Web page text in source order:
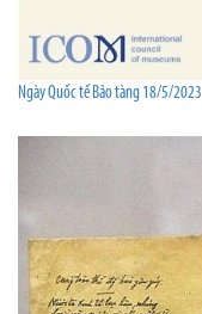
Ngày Quốc tế Bảo tàng 18/5/2023